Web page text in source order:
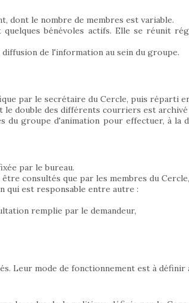
dont le nombre de membres est variable.
bénévoles actifs. Elle se réunit
de l'information au sein du groupe.
par le secrétaire du Cercle, puis réparti
double des différents courriers est archivé
groupe d'animation pour effectuer, à la
par le bureau.
consultés que par les membres du
qui est responsable entre autre :
remplie par le demandeur,
Leur mode de fonctionnement est à définir